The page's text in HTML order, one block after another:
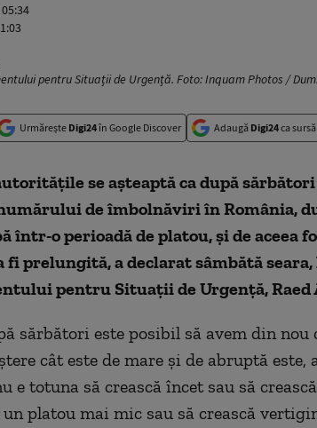
pentru Situații de Urgență. Foto: Inquam Photos /
Urmărește Digi24în Google Discover Adaugă Digi24ca
se așteaptă ca după
de îmbolnăviri în România,
într-o perioadă de platou, și de aceea
fi prelungită, a declarat sâmbătă
pentru Situații de Urgență, Raed
sărbători este posibil să avem din nou
cât este de mare și de abruptă
e totuna să crească încet sau să
un platou mai mic sau să crească